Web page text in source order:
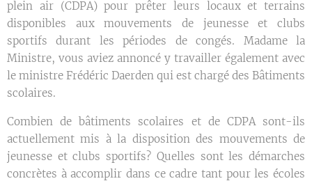
plein air (CDPA) pour prêter leurs locaux et terrains
disponibles aux mouvements de jeunesse et clubs
sportifs durant les périodes de congés. Madame la
Ministre, vous aviez annoncé y travailler également avec
le ministre Frédéric Daerden qui est chargé des Bâtiments
scolaires.
Combien de bâtiments scolaires et de CDPA sont-ils
actuellement mis à la disposition des mouvements de
jeunesse et clubs sportifs? Quelles sont les démarches
concrètes à accomplir dans ce cadre tant pour les écoles